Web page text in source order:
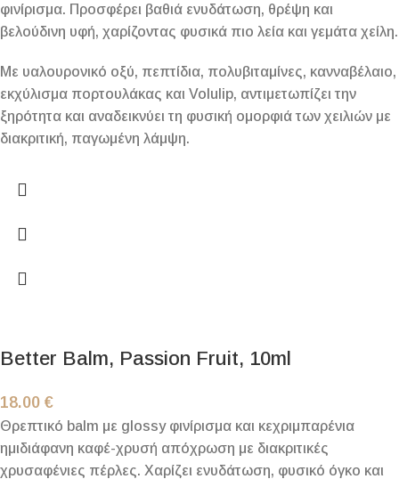
φινίρισμα. Προσφέρει βαθιά ενυδάτωση, θρέψη και
βελούδινη υφή, χαρίζοντας φυσικά πιο λεία και γεμάτα χείλη.
Με υαλουρονικό οξύ, πεπτίδια, πολυβιταμίνες, κανναβέλαιο,
εκχύλισμα πορτουλάκας και Volulip, αντιμετωπίζει την
ξηρότητα και αναδεικνύει τη φυσική ομορφιά των χειλιών με
διακριτική, παγωμένη λάμψη.
Better Balm, Passion Fruit, 10ml
18.00 €
Θρεπτικό balm με glossy φινίρισμα και κεχριμπαρένια
ημιδιάφανη καφέ-χρυσή απόχρωση με διακριτικές
χρυσαφένιες πέρλες. Χαρίζει ενυδάτωση, φυσικό όγκο και